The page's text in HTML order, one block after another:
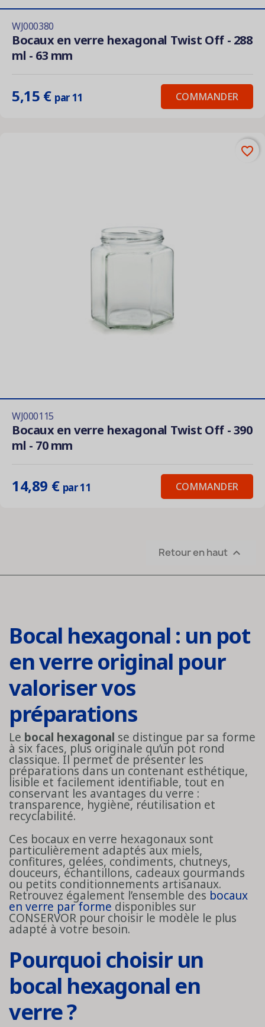
WJ000380
Bocaux en verre hexagonal Twist Off - 288
ml - 63 mm
5,15 € par 11 COMMANDER
WJ000115
Bocaux en verre hexagonal Twist Off - 390
ml - 70 mm
14,89 € par 11 COMMANDER
favorite_border
Retour en haut 
Bocal hexagonal : un pot
en verre original pour
valoriser vos
préparations
Le bocal hexagonal se distingue par sa forme
à six faces, plus originale qu’un pot rond
classique. Il permet de présenter les
préparations dans un contenant esthétique,
lisible et facilement identifiable, tout en
conservant les avantages du verre :
transparence, hygiène, réutilisation et
recyclabilité.
Ces bocaux en verre hexagonaux sont
particulièrement adaptés aux miels,
confitures, gelées, condiments, chutneys,
douceurs, échantillons, cadeaux gourmands
ou petits conditionnements artisanaux.
Retrouvez également l’ensemble des bocaux
en verre par forme disponibles sur
CONSERVOR pour choisir le modèle le plus
adapté à votre besoin.
Pourquoi choisir un
bocal hexagonal en
verre ?